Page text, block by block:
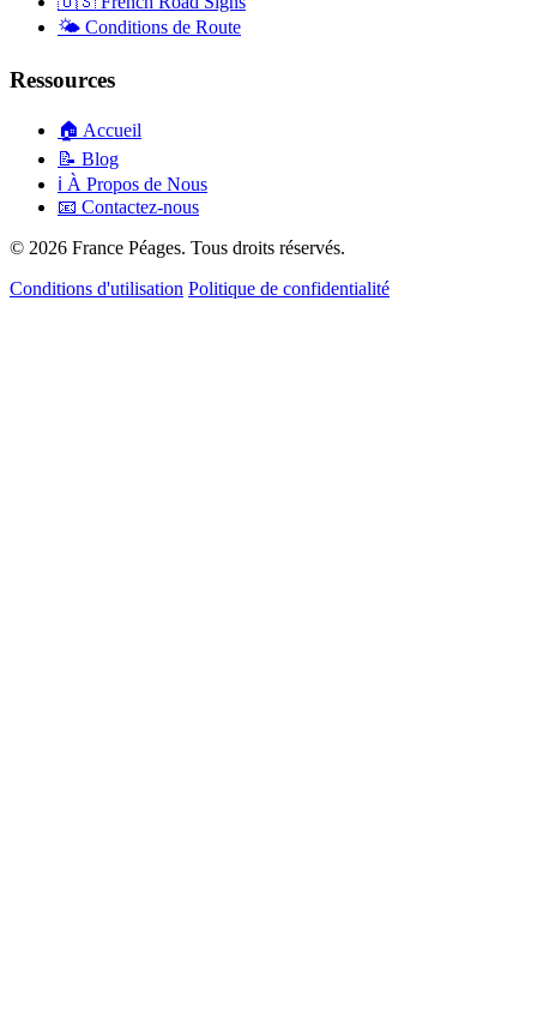
🌤️ Conditions de Route
Ressources
🏠 Accueil
📝 Blog
ℹ️ À Propos de Nous
📧 Contactez-nous
© 2026 France Péages. Tous droits réservés.
Conditions d'utilisation Politique de confidentialité